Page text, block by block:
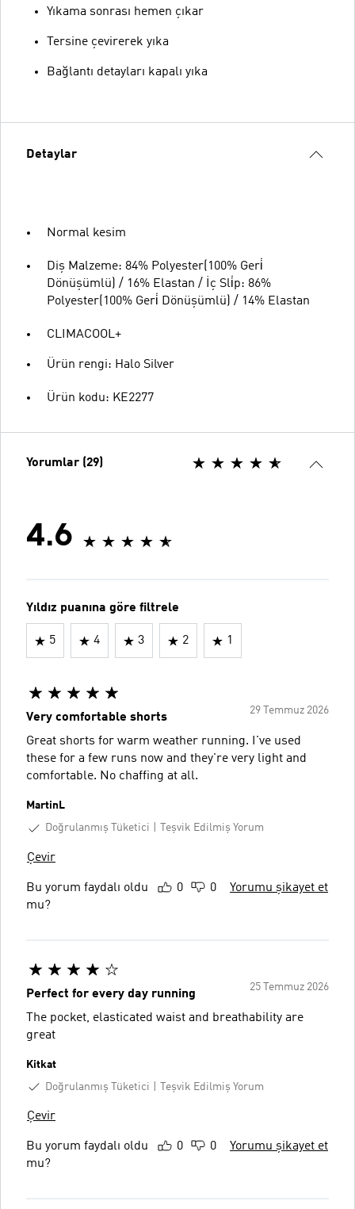
Yıkama sonrası hemen çıkar
Tersine çevirerek yıka
Bağlantı detayları kapalı yıka
Detaylar
Normal kesim
Diş Malzeme: 84% Polyester(100% Geri̇
Dönüşümlü) / 16% Elastan / İç Sli̇p: 86%
Polyester(100% Geri̇ Dönüşümlü) / 14% Elastan
CLIMACOOL+
Ürün rengi: Halo Silver
Ürün kodu: KE2277
Yorumlar (29)
4.6
Yıldız puanına göre filtrele
5 4 3 2 1
29 Temmuz 2026
Very comfortable shorts
Great shorts for warm weather running. I've used
these for a few runs now and they're very light and
comfortable. No chaffing at all.
MartinL
Doğrulanmış Tüketici
Teşvik Edilmiş Yorum
Çevir
Bu yorum faydalı oldu
mu?
0 0 Yorumu şikayet et
25 Temmuz 2026
Perfect for every day running
The pocket, elasticated waist and breathability are
great
Kitkat
Doğrulanmış Tüketici
Teşvik Edilmiş Yorum
Çevir
Bu yorum faydalı oldu
mu?
0 0 Yorumu şikayet et